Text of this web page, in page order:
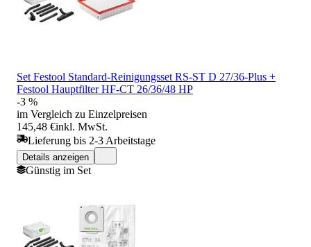
Set Festool Standard-Reinigungsset RS-ST D 27/36-Plus +
Festool Hauptfilter HF-CT 26/36/48 HP
-3 %
im Vergleich zu Einzelpreisen
145,48 €inkl. MwSt.
Lieferung bis 2-3 Arbeitstage
Details anzeigen
Günstig im Set